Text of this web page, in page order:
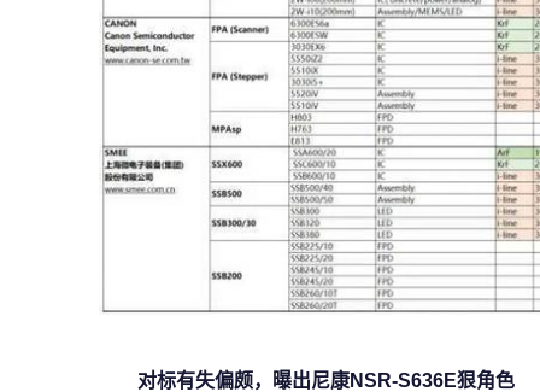
对标有失偏颇，曝出尼康NSR-S636E狠角色